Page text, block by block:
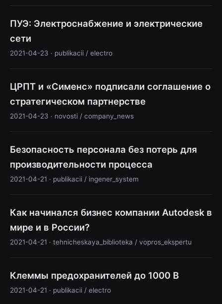
ПУЭ: Электроснабжение и электрические
сети
2021-04-23 · publikacii / electro
ЦРПТ и «Сименс» подписали соглашение о
стратегическом партнерстве
2021-04-23 · novosti / company_news
Безопасность персонала без потерь для
производительности процесса
2021-04-21 · publikacii / ingener_system
Как начинался бизнес компании Autodesk в
мире и в России?
2021-04-21 · tehnicheskaya_biblioteka / vopros_ekspertu
Клеммы предохранителей до 1000 В
2021-04-21 · publikacii / electro